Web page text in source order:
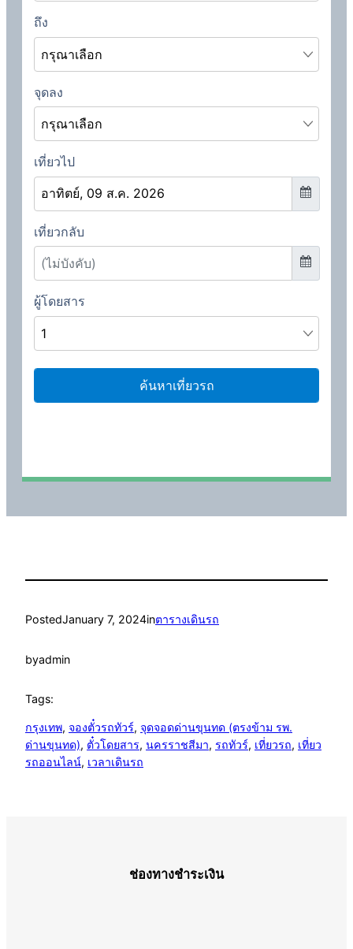
PostedJanuary 7, 2024inตารางเดินรถ
byadmin
Tags:
กรุงเทพ, จองตั๋วรถทัวร์, จุดจอดด่านขุนทด (ตรงข้าม รพ.
ด่านขุนทด), ตั๋วโดยสาร, นครราชสีมา, รถทัวร์, เที่ยวรถ, เที่ยว
รถออนไลน์, เวลาเดินรถ
ช่องทางชำระเงิน